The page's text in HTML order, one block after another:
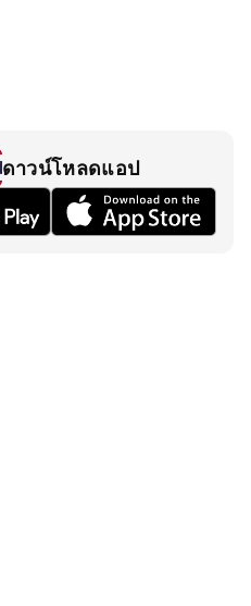
ดาวน์โหลดแอป